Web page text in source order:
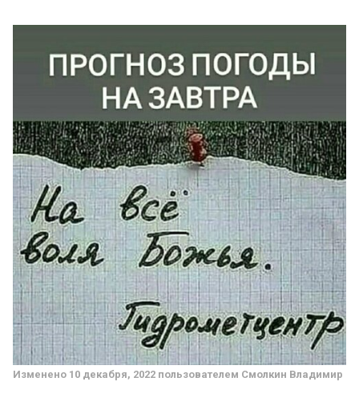
Изменено 10 декабря, 2022 пользователем Смолкин Владимир